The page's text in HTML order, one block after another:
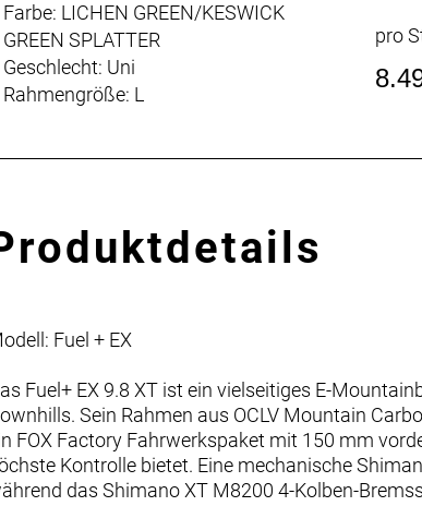
Farbe: LICHEN GREEN/KESWICK
GREEN SPLATTER
Geschlecht: Uni
Rahmengröße: L
pro
Fuel + EX
Fuel+ EX 9.8 XT ist ein vielseitiges E-
Sein Rahmen aus OCLV Mountain
FOX Factory Fahrwerkspaket mit 150 mm
Kontrolle bietet. Eine mechanische
das Shimano XT M8200 4-Kolben-